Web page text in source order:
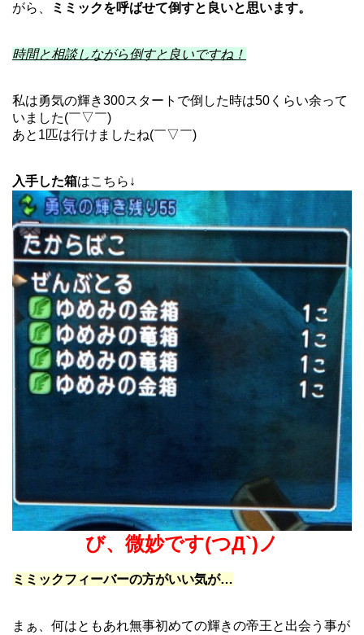
がら、
ミミックを呼ばせて倒すと良いと思います。
時間と相談しながら倒すと良いですね！
私は勇気の輝き300スタートで倒した時は50くらい余って
いました(￣▽￣)
あと1匹は行けましたね(￣▽￣)
入手した箱はこちら↓
び、微妙です(つД`)ノ
ミミックフィーバーの方がいい気が…
まぁ、何はともあれ無事初めての輝きの帝王と出会う事が